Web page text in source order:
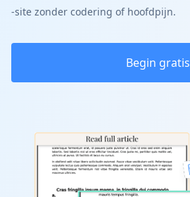
-site zonder codering of hoofdpijn.
Begin gratis